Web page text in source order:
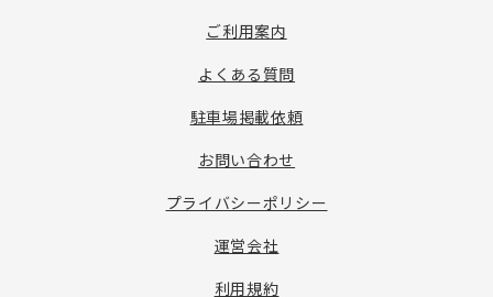
ご利用案内
よくある質問
駐車場掲載依頼
お問い合わせ
プライバシーポリシー
運営会社
利用規約